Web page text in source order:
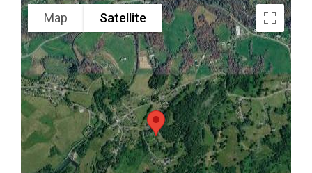
Map Satellite